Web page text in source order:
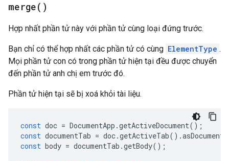
merge( )
Hợp nhất phần tử này với phần tử cùng loại đứng trước.
Bạn chỉ có thể hợp nhất các phần tử có cùng ElementType .
Mọi phần tử con có trong phần tử hiện tại đều được chuyển
đến phần tử anh chị em trước đó.
Phần tử hiện tại sẽ bị xoá khỏi tài liệu.
const doc = DocumentApp .getActiveDocument();
const documentTab = doc.getActiveTab().
const body = documentTab .getBody();